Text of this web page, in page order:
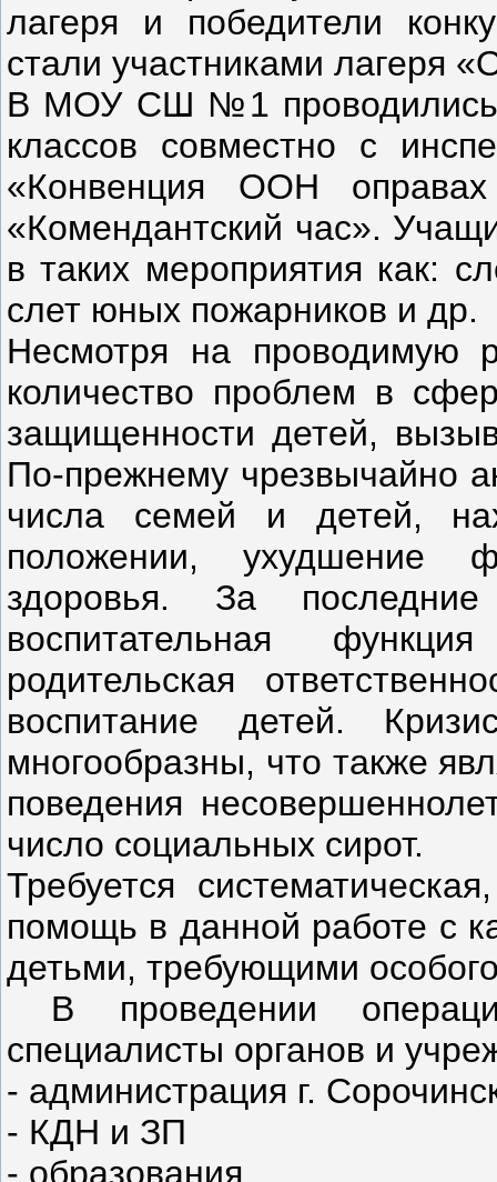
лагеря и победители
стали участниками лагеря
В МОУ СШ №1 проводились
классов совместно с
«Конвенция ООН
«Комендантский час».
в таких мероприятия как:
слет юных пожарников и др.
Несмотря на проводимую
количество проблем в
защищенности детей,
По-прежнему чрезвычайно
числа семей и детей,
положении, ухудшение
здоровья. За
воспитательная
родительская
воспитание детей.
многообразны, что также
поведения
число социальных сирот.
Требуется
помощь в данной работе с
детьми, требующими
В проведении
специалисты органов и
- администрация г.
- КДН и ЗП
- образования